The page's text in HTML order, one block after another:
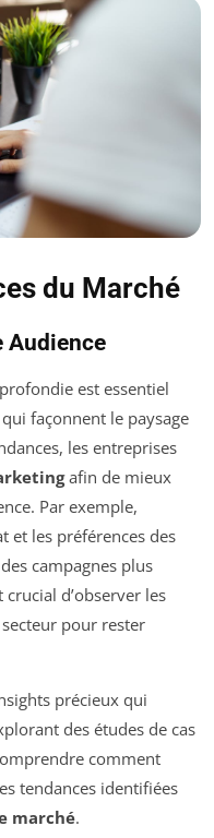
du Marché
Audience
est essentiel
qui façonnent le paysage
les entreprises
afin de mieux
Par exemple,
et les préférences des
campagnes plus
d’observer les
pour rester
précieux qui
des études de cas
comment
tendances identifiées
marché.